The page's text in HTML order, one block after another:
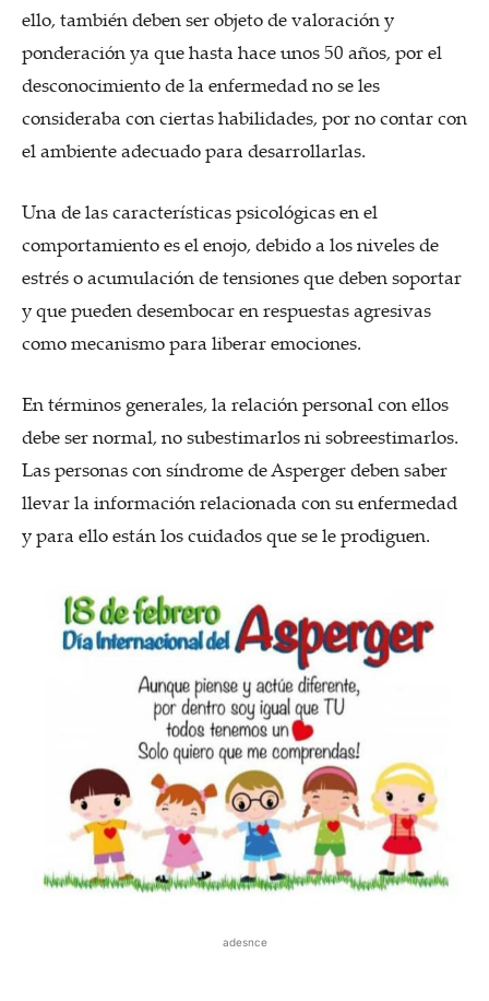
ello, también deben ser objeto de valoración y
ponderación ya que hasta hace unos 50 años, por el
desconocimiento de la enfermedad no se les
consideraba con ciertas habilidades, por no contar con
el ambiente adecuado para desarrollarlas.
Una de las características psicológicas en el
comportamiento es el enojo, debido a los niveles de
estrés o acumulación de tensiones que deben soportar
y que pueden desembocar en respuestas agresivas
como mecanismo para liberar emociones.
En términos generales, la relación personal con ellos
debe ser normal, no subestimarlos ni sobreestimarlos.
Las personas con síndrome de Asperger deben saber
llevar la información relacionada con su enfermedad
y para ello están los cuidados que se le prodiguen.
adesnce